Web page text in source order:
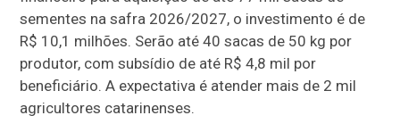
sementes na safra 2026/2027, o investimento é de
R$ 10,1 milhões. Serão até 40 sacas de 50 kg por
produtor, com subsídio de até R$ 4,8 mil por
beneficiário. A expectativa é atender mais de 2 mil
agricultores catarinenses.